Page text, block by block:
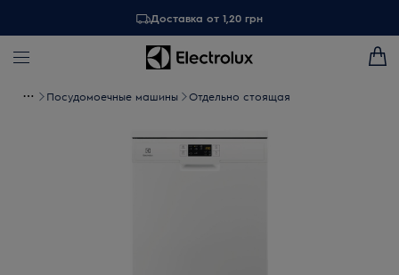
Доставка от 1,20 грн
Посудомоечные машины Отдельно стоящая